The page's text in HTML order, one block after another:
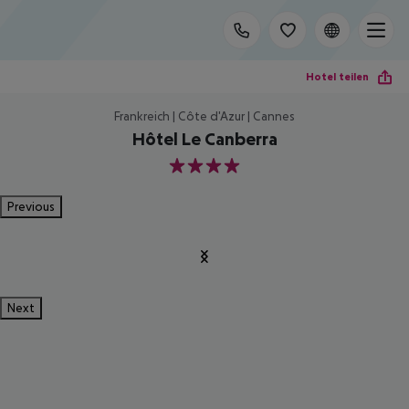
Hotel teilen
Frankreich | Côte d'Azur | Cannes
Hôtel Le Canberra
4
Previous
Next